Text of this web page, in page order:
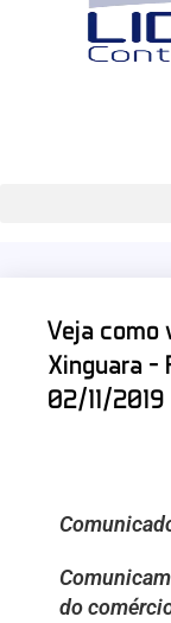
Veja como
Xinguara –
02/11/2019
do